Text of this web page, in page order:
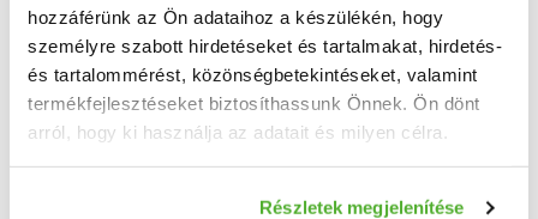
hozzáférünk az Ön adataihoz a készülékén, hogy
személyre szabott hirdetéseket és tartalmakat, hirdetés-
és tartalommérést, közönségbetekintéseket, valamint
termékfejlesztéseket biztosíthassunk Önnek. Ön dönt
arról, hogy ki használja az adatait és milyen célra.
Részletek megjelenítése
110 M Ft